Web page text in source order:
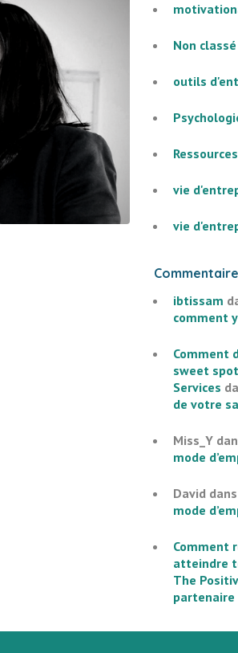
Non classé
outils
vie
vie
ibtissam
comment
Comment
sweet
Services
de votre
Miss_Y
mode
David dans
mode
Comment
atteindre
The
partenaire